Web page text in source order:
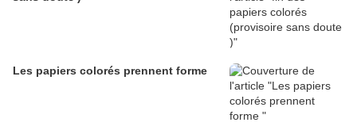
Les papiers colorés prennent forme